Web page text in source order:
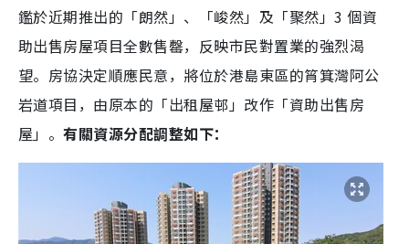
鑑於近期推出的「朗然」、「峻然」及「聚然」3 個資
助出售房屋項目全數售罄，反映市民對置業的強烈渴
望。房協決定順應民意，將位於港島東區的筲箕灣阿公
岩道項目，由原本的「出租屋邨」改作「資助出售房
屋」。有關資源分配調整如下：